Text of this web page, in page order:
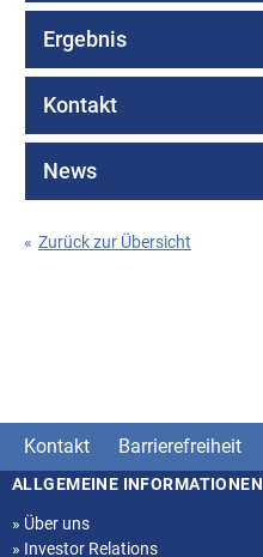
Ergebnis
Kontakt
News
« Zurück zur Übersicht
Kontakt Barrierefreiheit
Seitenstruktur
ALLGEMEINE INFORMATIONEN
» Über uns
» Investor Relations